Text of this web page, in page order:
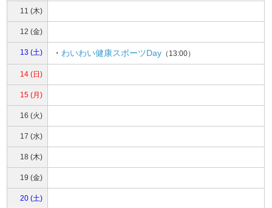
11 (木)
12 (金)
13 (土) ・ わいわい健康スポーツDay （13:00）
14 (日)
15 (月)
16 (火)
17 (水)
18 (木)
19 (金)
20 (土)